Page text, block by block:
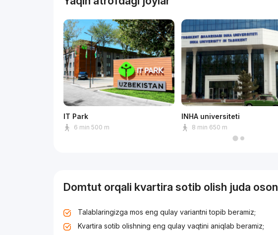
IT Park
6 min 500 m
INHA universiteti
8 min 650 m
Domtut orqali kvartira sotib olish juda oson
Talablaringizga mos eng qulay variantni topib beramiz;
Kvartira sotib olishning eng qulay vaqtini aniqlab beramiz;